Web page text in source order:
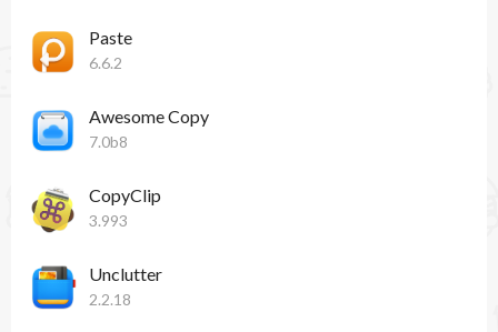
Paste
6.6.2
Awesome Copy
7.0b8
CopyClip
3.993
Unclutter
2.2.18